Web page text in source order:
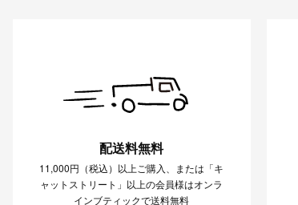
配送料無料
11,000円（税込）以上ご購入、または「キ
ャットストリート」以上の会員様はオンラ
インブティックで送料無料